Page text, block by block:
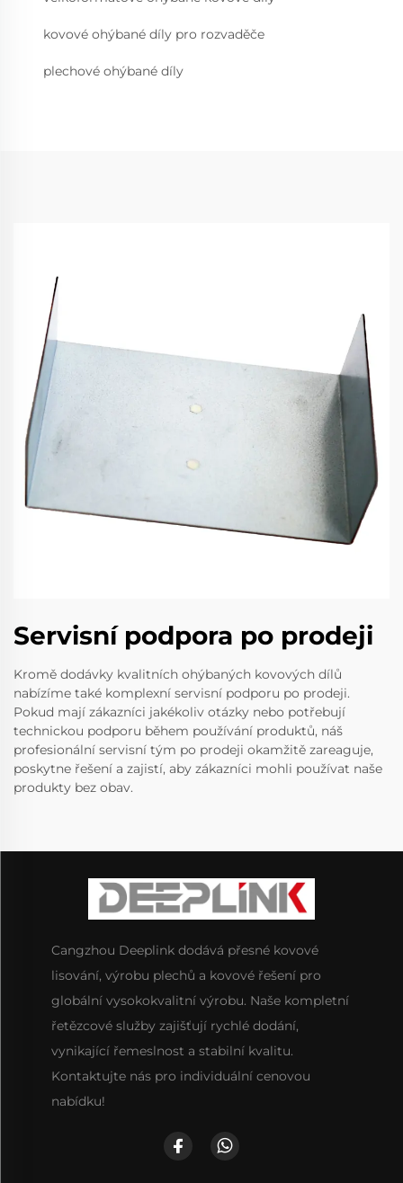
kovové ohýbané díly pro rozvaděče
plechové ohýbané díly
Servisní podpora po prodeji
Kromě dodávky kvalitních ohýbaných kovových dílů
nabízíme také komplexní servisní podporu po prodeji.
Pokud mají zákazníci jakékoliv otázky nebo potřebují
technickou podporu během používání produktů, náš
profesionální servisní tým po prodeji okamžitě zareaguje,
poskytne řešení a zajistí, aby zákazníci mohli používat naše
produkty bez obav.
Cangzhou Deeplink dodává přesné kovové
lisování, výrobu plechů a kovové řešení pro
globální vysokokvalitní výrobu. Naše kompletní
řetězcové služby zajišťují rychlé dodání,
vynikající řemeslnost a stabilní kvalitu.
Kontaktujte nás pro individuální cenovou
nabídku!